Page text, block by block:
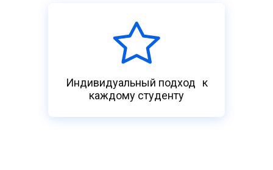
Индивидуальный подход к
каждому студенту